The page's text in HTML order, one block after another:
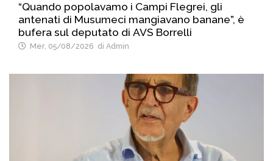
“Quando popolavamo i Campi Flegrei, gli
antenati di Musumeci mangiavano banane”, è
bufera sul deputato di AVS Borrelli
Mer, 05/08/2026 di Admin